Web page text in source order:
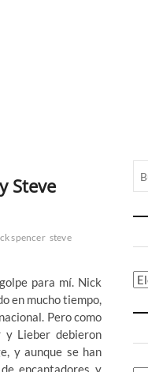
Steve
spencer steve
para mí. Nick
en mucho tiempo,
Pero como
y Lieber debieron
y aunque se han